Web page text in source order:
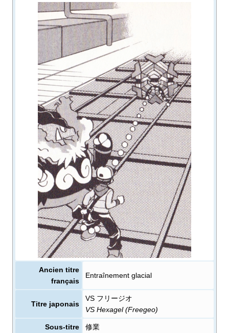
Ancien titre
français
Entraînement glacial
Titre japonais
VS フリージオ
VS Hexagel (Freegeo)
Sous-titre
修業